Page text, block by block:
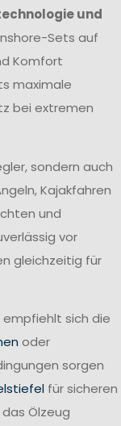
und
Sets auf
Komfort
maximale
bei extremen
sondern auch
Kajakfahren
und
vor
gleichzeitig für
empfiehlt sich die
oder
sorgen
für sicheren
Ölzeug